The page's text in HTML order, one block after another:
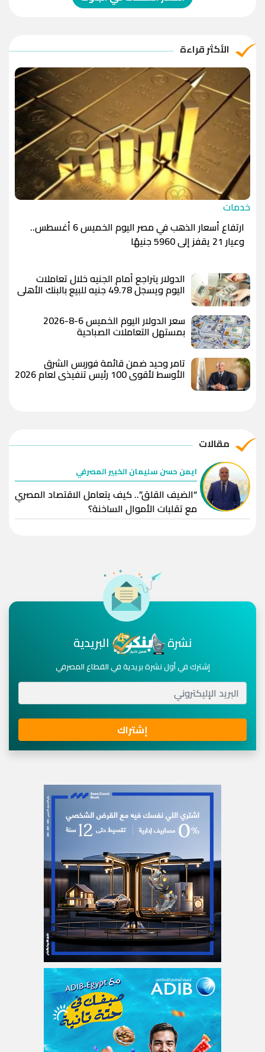
الريال القطري
الدينار الأردني
-1.0000
-1.0000
الأكثر قراءة
خدمات
ارتفاع أسعار الذهب في مصر اليوم الخميس 6 أغسطس..
وعيار 21 يقفز إلى 5960 جنيهًا
الدولار يتراجع أمام الجنيه خلال تعاملات
اليوم ويسجل 49.78 جنيه للبيع بالبنك الأهلي
المصري
سعر الدولار اليوم الخميس 6-8-2026
بمستهل التعاملات الصباحية
تامر وحيد ضمن قائمة فوربس الشرق
الأوسط لأقوى 100 رئيس تنفيذي لعام 2026
مقالات
ايمن حسن سليمان الخبير المصرفي
“الضيف القلق”.. كيف يتعامل الاقتصاد المصري
مع تقلبات الأموال الساخنة؟
نشرة البريدية
إشترك في أول نشرة بريدية في القطاع المصرفي